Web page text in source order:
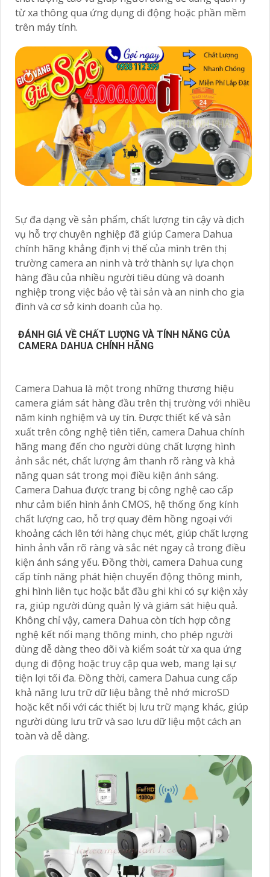
từ xa thông qua ứng dụng di động hoặc phần mềm
trên máy tính.
Sự đa dạng về sản phẩm, chất lượng tin cậy và dịch
vụ hỗ trợ chuyên nghiệp đã giúp Camera Dahua
chính hãng khẳng định vị thế của mình trên thị
trường camera an ninh và trở thành sự lựa chọn
hàng đầu của nhiều người tiêu dùng và doanh
nghiệp trong việc bảo vệ tài sản và an ninh cho gia
đình và cơ sở kinh doanh của họ.
ĐÁNH GIÁ VỀ CHẤT LƯỢNG VÀ TÍNH NĂNG CỦA
CAMERA DAHUA CHÍNH HÃNG
Camera Dahua là một trong những thương hiệu
camera giám sát hàng đầu trên thị trường với nhiều
năm kinh nghiệm và uy tín. Được thiết kế và sản
xuất trên công nghệ tiên tiến, camera Dahua chính
hãng mang đến cho người dùng chất lượng hình
ảnh sắc nét, chất lượng âm thanh rõ ràng và khả
năng quan sát trong mọi điều kiện ánh sáng.
Camera Dahua được trang bị công nghệ cao cấp
như cảm biến hình ảnh CMOS, hệ thống ống kính
chất lượng cao, hỗ trợ quay đêm hồng ngoại với
khoảng cách lên tới hàng chục mét, giúp chất lượng
hình ảnh vẫn rõ ràng và sắc nét ngay cả trong điều
kiện ánh sáng yếu. Đồng thời, camera Dahua cung
cấp tính năng phát hiện chuyển động thông minh,
ghi hình liên tục hoặc bắt đầu ghi khi có sự kiện xảy
ra, giúp người dùng quản lý và giám sát hiệu quả.
Không chỉ vậy, camera Dahua còn tích hợp công
nghệ kết nối mạng thông minh, cho phép người
dùng dễ dàng theo dõi và kiểm soát từ xa qua ứng
dụng di động hoặc truy cập qua web, mang lại sự
tiện lợi tối đa. Đồng thời, camera Dahua cung cấp
khả năng lưu trữ dữ liệu bằng thẻ nhớ microSD
hoặc kết nối với các thiết bị lưu trữ mạng khác, giúp
người dùng lưu trữ và sao lưu dữ liệu một cách an
toàn và dễ dàng.